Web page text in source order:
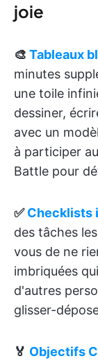
joie
🎨 Tableaux
minutes
une toile
dessiner,
avec un
à participer
Battle pour
✅Checklists
des tâches
vous de ne
imbriquées
d'autres
glisser-
🏅 Objectifs